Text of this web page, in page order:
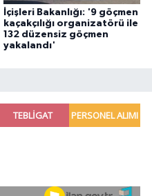
İçişleri Bakanlığı: '9 göçmen
kaçakçılığı organizatörü ile
132 düzensiz göçmen
yakalandı'